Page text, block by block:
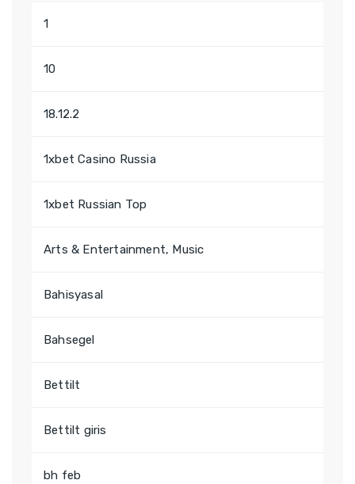
1
10
18.12.2
1xbet Casino Russia
1xbet Russian Top
Arts & Entertainment, Music
Bahisyasal
Bahsegel
Bettilt
Bettilt giris
bh feb